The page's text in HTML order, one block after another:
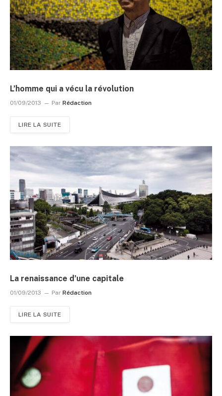
L’homme qui a vécu la révolution
01/09/2013 Par Rédaction
LIRE LA SUITE
La renaissance d’une capitale
01/09/2013 Par Rédaction
LIRE LA SUITE